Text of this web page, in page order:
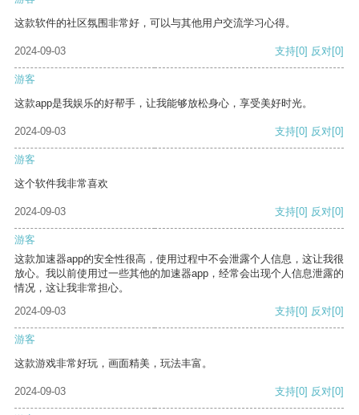
这款软件的社区氛围非常好，可以与其他用户交流学习心得。
2024-09-03 支持[0] 反对[0]
游客
这款app是我娱乐的好帮手，让我能够放松身心，享受美好时光。
2024-09-03 支持[0] 反对[0]
游客
这个软件我非常喜欢
2024-09-03 支持[0] 反对[0]
游客
这款加速器app的安全性很高，使用过程中不会泄露个人信息，这让我很
放心。我以前使用过一些其他的加速器app，经常会出现个人信息泄露的
情况，这让我非常担心。
2024-09-03
支持[0] 反对[0]
游客
这款游戏非常好玩，画面精美，玩法丰富。
2024-09-03 支持[0] 反对[0]